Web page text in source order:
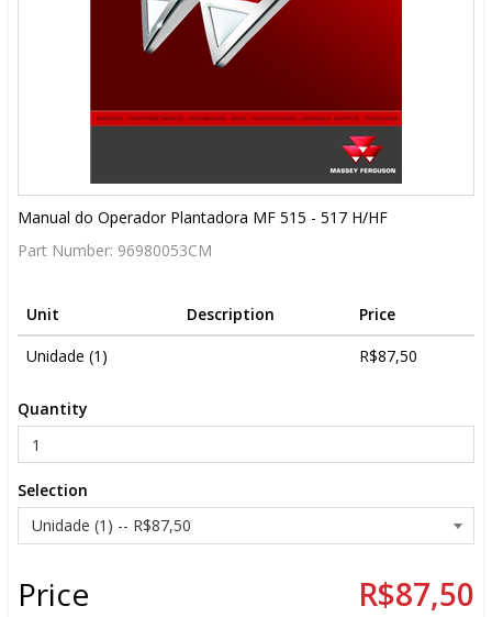
Manual do Operador Plantadora MF 515 - 517 H/HF
Part Number: 96980053CM
Unit Description
Price
Unidade (1)
R$87,50
Quantity
Selection
Price R$87,50